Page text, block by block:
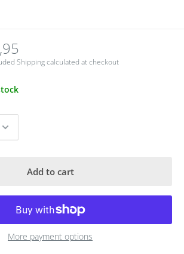
Shipping calculated at checkout
Add to cart
More payment options